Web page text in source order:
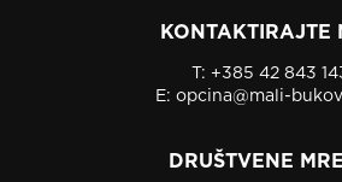
KONTAKTIRAJTE
T: +385 42 843
E: opcina@mali-
DRUŠTVENE